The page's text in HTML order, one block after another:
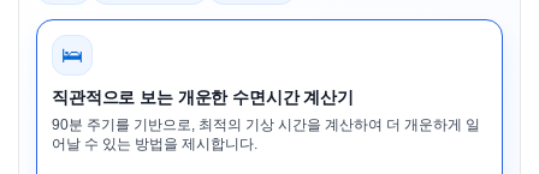
🛌
직관적으로 보는 개운한 수면시간 계산기
90분 주기를 기반으로, 최적의 기상 시간을 계산하여 더 개운하게 일
어날 수 있는 방법을 제시합니다.